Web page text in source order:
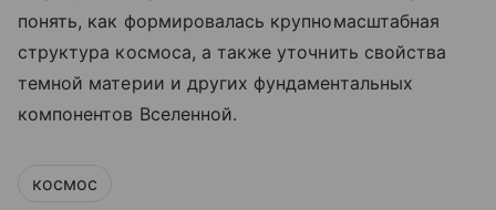
понять, как формировалась крупномасштабная
структура космоса, а также уточнить свойства
темной материи и других фундаментальных
компонентов Вселенной.
космос